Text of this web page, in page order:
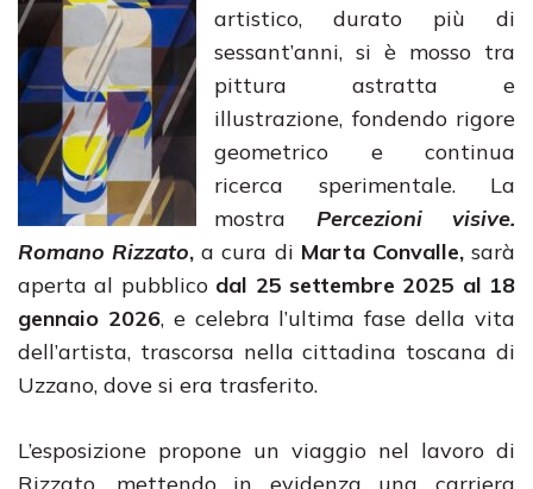
artistico, durato più di
sessant’anni, si è mosso tra
pittura astratta e
illustrazione, fondendo rigore
geometrico e continua
ricerca sperimentale. La
mostra Percezioni visive.
Romano Rizzato,a cura di Marta Convalle,sarà
aperta al pubblicodal 25 settembre 2025 al 18
gennaio 2026, e celebra l’ultima fase della vita
dell’artista, trascorsa nella cittadina toscana di
Uzzano, dove si era trasferito.
L’esposizione propone un viaggio nel lavoro di